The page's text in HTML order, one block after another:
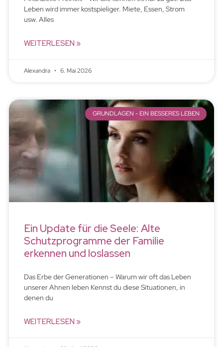
Leben wird immer kostspieliger. Miete, Essen, Strom
usw. Alles
WEITERLESEN »
Alexandra 6. Mai 2026
GRUNDLAGEN - EIN BESSERES LEBEN
Ein Update für die Seele: Alte
Schutzprogramme der Familie
erkennen und loslassen
Das Erbe der Generationen – Warum wir oft das Leben
unserer Ahnen leben Kennst du diese Situationen, in
denen du
WEITERLESEN »